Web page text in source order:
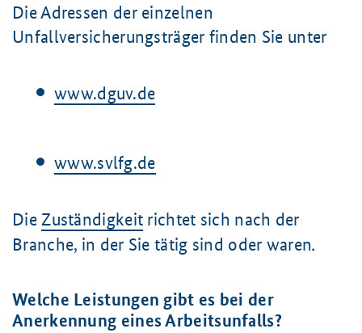
Die Adressen der einzelnen
Unfallversicherungsträger finden Sie unter
www.dguv.de
www.svlfg.de
DieZuständigkeit richtet sich nach der
Branche, in der Sie tätig sind oder waren.
Welche Leistungen gibt es bei der
Anerkennung eines Arbeitsunfalls?